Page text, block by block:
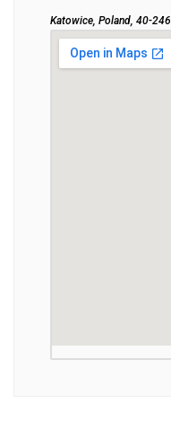
Katowice, Poland, 40-246